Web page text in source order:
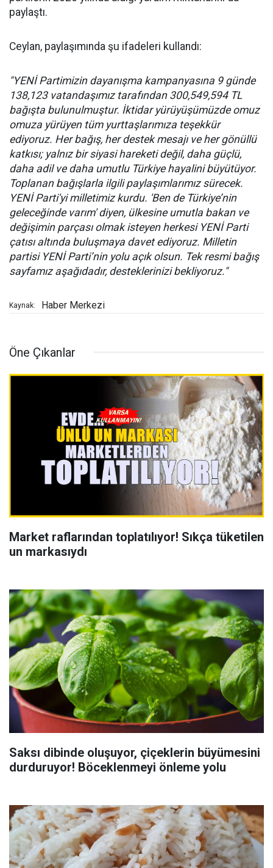
paylaştı.
Ceylan, paylaşımında şu ifadeleri kullandı:
"YENİ Partimizin dayanışma kampanyasına 9 günde
138,123 vatandaşımız tarafından 300,549,594 TL
bağışta bulunulmuştur. İktidar yürüyüşümüzde omuz
omuza yürüyen tüm yurttaşlarımıza teşekkür
ediyoruz. Her bağış, her destek mesajı ve her gönüllü
katkısı; yalnız bir siyasi hareketi değil, daha güçlü,
daha adil ve daha umutlu Türkiye hayalini büyütüyor.
Toplanan bağışlarla ilgili paylaşımlarımız sürecek.
YENİ Parti'yi milletimiz kurdu. 'Ben de Türkiye’nin
geleceğinde varım' diyen, ülkesine umutla bakan ve
değişimin parçası olmak isteyen herkesi YENİ Parti
çatısı altında buluşmaya davet ediyoruz. Milletin
partisi YENİ Parti’nin yolu açık olsun. Tek resmi bağış
sayfamız aşağıdadır, desteklerinizi bekliyoruz."
Kaynak: Haber Merkezi
Öne Çıkanlar
Market raflarından toplatılıyor! Sıkça tüketilen
un markasıydı
Saksı dibinde oluşuyor, çiçeklerin büyümesini
durduruyor! Böceklenmeyi önleme yolu